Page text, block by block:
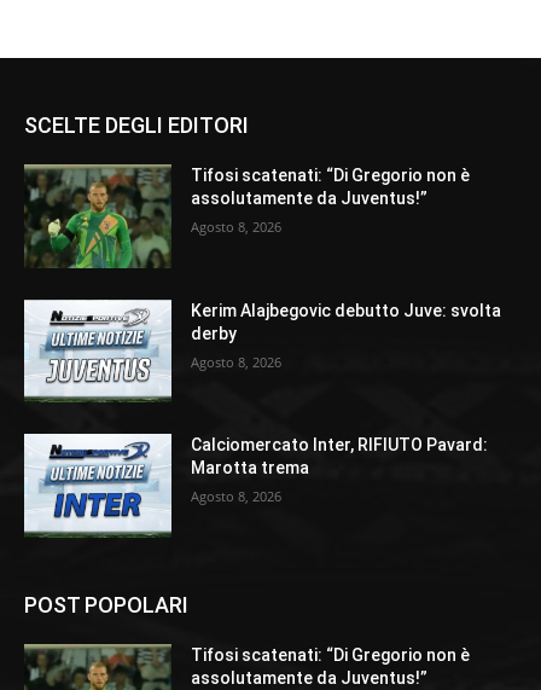
SCELTE DEGLI EDITORI
Tifosi scatenati: “Di Gregorio non è
assolutamente da Juventus!”
Agosto 8, 2026
Kerim Alajbegovic debutto Juve: svolta
derby
Agosto 8, 2026
Calciomercato Inter, RIFIUTO Pavard:
Marotta trema
Agosto 8, 2026
POST POPOLARI
Tifosi scatenati: “Di Gregorio non è
assolutamente da Juventus!”